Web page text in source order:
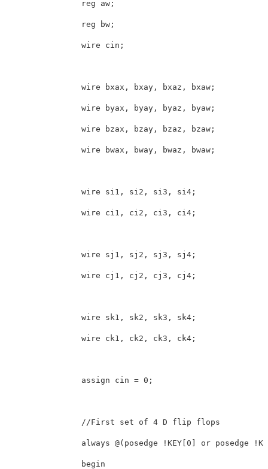
                reg aw;
                reg bw;
                wire cin;
                wire bxax, bxay, bxaz, bxaw;
                wire byax, byay, byaz, byaw;
                wire bzax, bzay, bzaz, bzaw;
                wire bwax, bway, bwaz, bwaw;
                wire si1, si2, si3, si4;
                wire ci1, ci2, ci3, ci4;
                wire sj1, sj2, sj3, sj4;
                wire cj1, cj2, cj3, cj4;
                wire sk1, sk2, sk3, sk4;
                wire ck1, ck2, ck3, ck4;
                assign cin = 0;
                //First set of 4 D flip flops
always @(posedge !KEY[0] or posedge
                begin